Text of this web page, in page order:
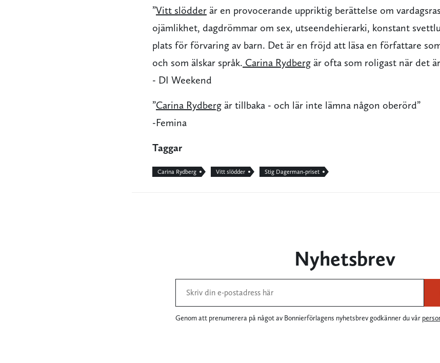
”Vitt slödder är en provocerande uppriktig berättelse om
ojämlikhet, dagdrömmar om sex, utseendehierarki, konstant
plats för förvaring av barn. Det är en fröjd att läsa en författare
och som älskar språk. Carina Rydberg är ofta som roligast när det
- DI Weekend
”Carina Rydberg är tillbaka - och lär inte lämna någon oberörd”
-Femina
Taggar
Carina Rydberg Vitt slödder Stig Dagerman-priset
Nyhetsbrev
Genom att prenumerera på något av Bonnierförlagens nyhetsbrev godkänner du vår